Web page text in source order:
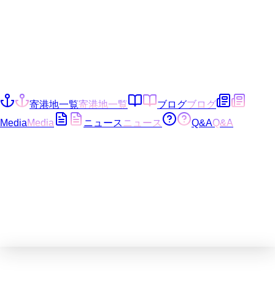
寄港地一覧寄港地一覧 ブログブログ
MediaMedia ニュース ニュース Q&AQ&A